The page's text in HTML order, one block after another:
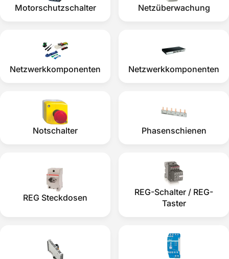
Motorschutzschalter Netzüberwachung
Netzwerkkomponenten Netzwerkkomponenten
Notschalter Phasenschienen
REG Steckdosen
REG-Schalter / REG-
Taster